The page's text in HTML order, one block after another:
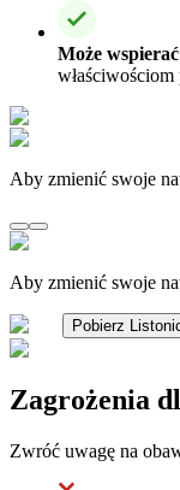
Może
Aby zmienić swoje
Aby zmienić swoje
Pobierz
Zagrożenia
Zwróć uwagę na